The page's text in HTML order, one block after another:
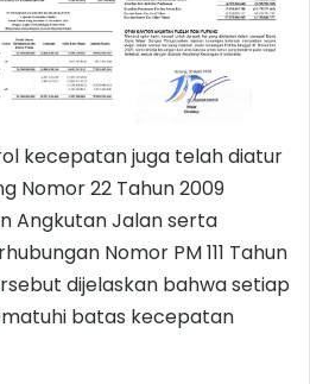
kecepatan juga telah diatur
Nomor 22 Tahun 2009
Angkutan Jalan serta
Nomor PM 111 Tahun
dijelaskan bahwa setiap
batas kecepatan